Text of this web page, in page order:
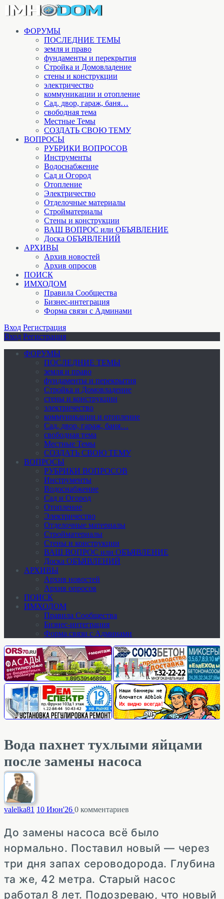
ФОРУМЫ
ПОСЛЕДНИЕ ТЕМЫ
земля и право
фундаменты и перекрытия
Стройка и Домовладение
стены и конструкции
электричество
коммуникации и отопление
Cад, двор, гараж, баня…
свободная тема
Местные Темы
СОЗДАТЬ СВОЮ ТЕМУ
ВОПРОСЫ
РУБРИКИ ВОПРОСОВ
Инструменты
Водоснабжение
Сад и Огород
Отопление
Электричество
Отделочные материалы
Стройматериалы
Стены и конструкции
ВАШ ВОПРОС или ОБЪЯВЛЕНИЕ
Доска ОБЪЯВЛЕНИЙ
АРХИВЫ
Архив новостей
Архив опросов
ПОИСК
ИМХОДОМ
Правила Сообщества
Бизнес-интеграция
Форма связи с Админами
Вход Регистрация
Вход Регистрация
ФОРУМЫ
ПОСЛЕДНИЕ ТЕМЫ
земля и право
фундаменты и перекрытия
Стройка и Домовладение
стены и конструкции
электричество
коммуникации и отопление
Cад, двор, гараж, баня…
свободная тема
Местные Темы
СОЗДАТЬ СВОЮ ТЕМУ
ВОПРОСЫ
РУБРИКИ ВОПРОСОВ
Инструменты
Водоснабжение
Сад и Огород
Отопление
Электричество
Отделочные материалы
Стройматериалы
Стены и конструкции
ВАШ ВОПРОС или ОБЪЯВЛЕНИЕ
Доска ОБЪЯВЛЕНИЙ
АРХИВЫ
Архив новостей
Архив опросов
ПОИСК
ИМХОДОМ
Правила Сообщества
Бизнес-интеграция
Форма связи с Админами
Вода пахнет тухлыми яйцами
после замены насоса
valelka81 10 Июн'26 0 комментариев
До замены насоса всё было
нормально. Поставил новый — через
три дня запах сероводорода. Глубина
та же, 42 метра. Старый насос
работал 8 лет. Подозреваю, что новый